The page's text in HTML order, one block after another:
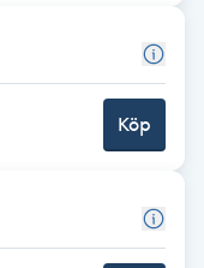
Köp